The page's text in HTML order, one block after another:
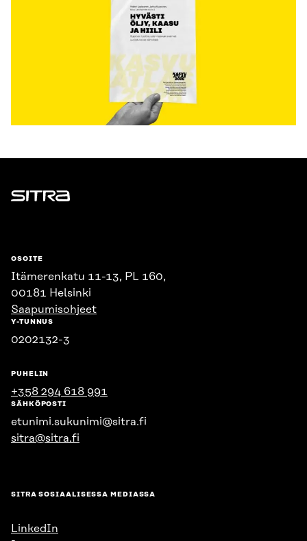
Sitra
OSOITE
Itämerenkatu 11-13, PL 160,
00181 Helsinki
Saapumisohjeet
Y-TUNNUS
0202132-3
PUHELIN
+358 294 618 991
SÄHKÖPOSTI
etunimi.sukunimi@sitra.fi
sitra@sitra.fi
SITRA SOSIAALISESSA MEDIASSA
LinkedIn